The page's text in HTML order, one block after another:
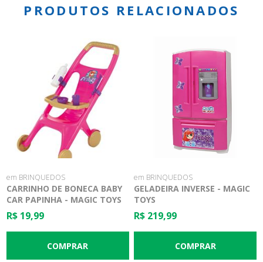
PRODUTOS RELACIONADOS
em BRINQUEDOS
CARRINHO DE BONECA BABY
CAR PAPINHA - MAGIC TOYS
R$ 19,99
em BRINQUEDOS
GELADEIRA INVERSE - MAGIC
TOYS
R$ 219,99